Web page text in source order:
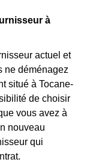
à
actuel et
ne déménagez
situé à Tocane-
de choisir
vous avez à
nouveau
qui